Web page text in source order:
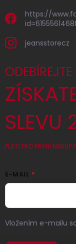
https://
jeansstorecz
SLEVU
PLATÍ PRO PRVNÍ
E-MAIL
Vložením e-mailu